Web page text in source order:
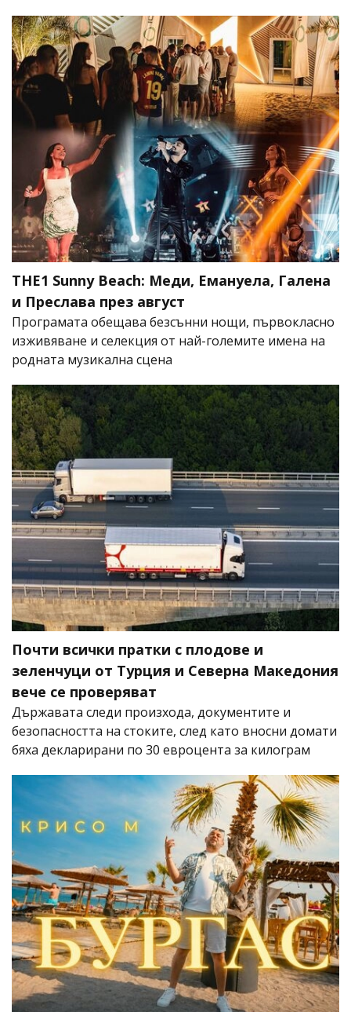
THE1 Sunny Beach: Меди, Емануела, Галена
и Преслава през август
Програмата обещава безсънни нощи, първокласно
изживяване и селекция от най-големите имена на
родната музикална сцена
Почти всички пратки с плодове и
зеленчуци от Турция и Северна Македония
вече се проверяват
Държавата следи произхода, документите и
безопасността на стоките, след като вносни домати
бяха декларирани по 30 евроцента за килограм